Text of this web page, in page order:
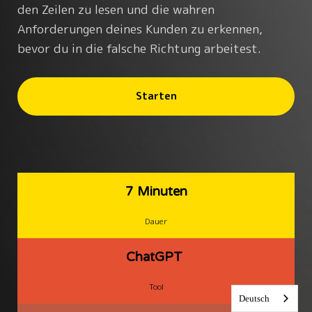
den Zeilen zu lesen und die wahren
Anforderungen deines Kunden zu erkennen,
bevor du in die falsche Richtung arbeitest.
Starten
7 Minuten
Dauer
ChatGPT
Tool
Deutsch